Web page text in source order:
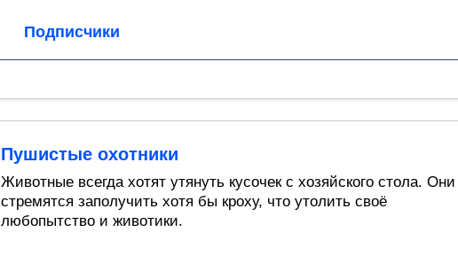
Подписчики
Пушистые охотники
Животные всегда хотят утянуть кусочек с хозяйского стола. Они
стремятся заполучить хотя бы кроху, что утолить своё
любопытство и животики.